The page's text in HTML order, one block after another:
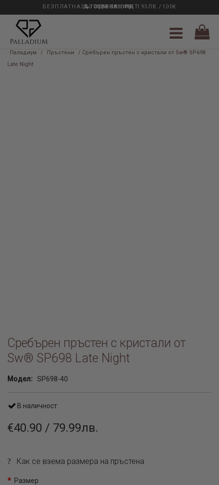
33 ГОДИНИ ОПИТ
БЕЗПЛАТНА ДОСТАВКА НАД 195ЛВ./100€
0889 888 484
Паладиум / Пръстени
/ Сребърен пръстен с кристали от Sw® SP698
Late Night
Сребърен пръстен с кристали от
Sw® SP698 Late Night
Модел: SP698-40
В наличност
€40.90 / 79.99лв.
Как се взема размера на пръстена
Размер